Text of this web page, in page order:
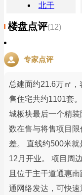
北干
楼盘点评(12)
专家点评
总建面约21.6万㎡
售住宅共约1101套
城板块最后一个精
数在售与将售项目
差。 直线约500米
12月开业。 项目周
且位于主干道通惠
通网络发达，可快速